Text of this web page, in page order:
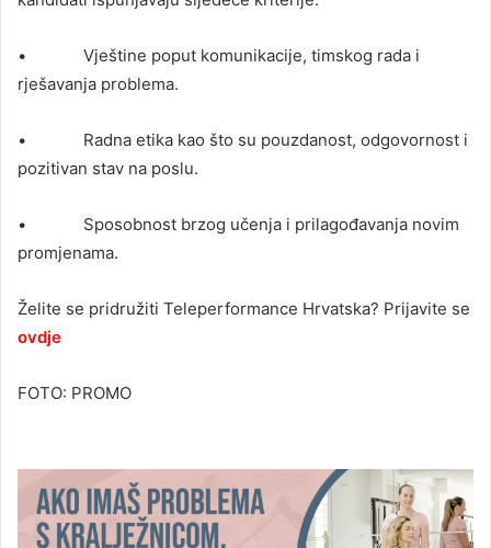
• Vještine poput komunikacije, timskog rada i
rješavanja problema.
• Radna etika kao što su pouzdanost, odgovornost i
pozitivan stav na poslu.
• Sposobnost brzog učenja i prilagođavanja novim
promjenama.
Želite se pridružiti Teleperformance Hrvatska? Prijavite se
ovdje
FOTO: PROMO